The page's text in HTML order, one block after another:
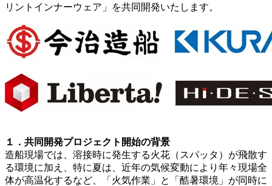
リントインナーウェア」を共同開発いたします。
１．共同開発プロジェクト開始の背景
造船現場では、溶接時に発生する火花（スパッタ）が飛散す
る環境に加え、特に夏は、近年の気候変動により年々現場全
体が高温化するなど、「火気作業」と「酷暑環境」が同時に